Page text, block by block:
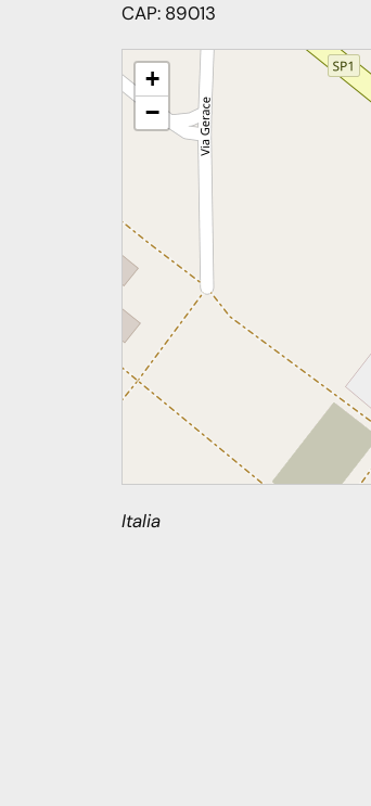
CAP: 89013
Incontro IRC con il Vescovo mons.
+
−
Italia